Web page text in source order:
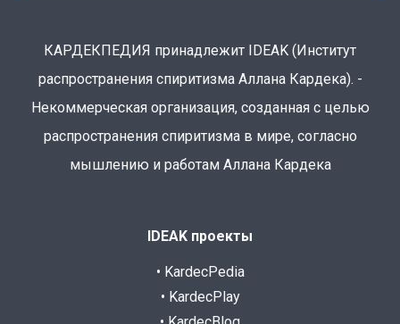
КАРДЕКПЕДИЯ принадлежит IDEAK (Институт
распространения спиритизма Аллана Кардека). -
Некоммерческая организация, созданная с целью
распространения спиритизма в мире, согласно
мышлению и работам Аллана Кардека
IDEAK проекты
• KardecPedia
• KardecPlay